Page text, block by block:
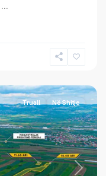
...
Next
Truall Në Shitje